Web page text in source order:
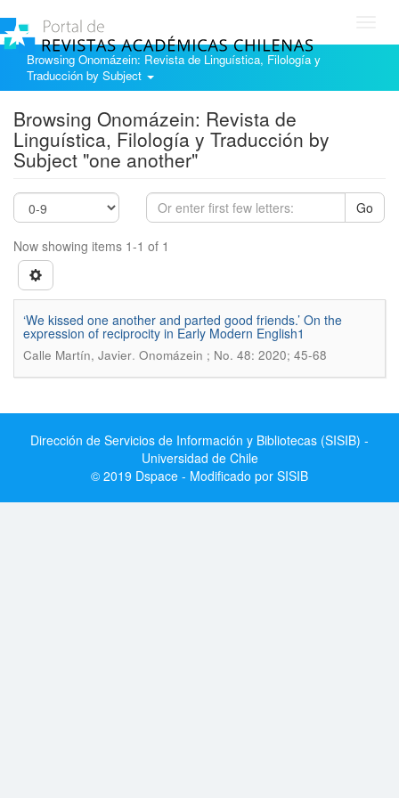
Browsing Onomázein: Revista de Linguística, Filología y
Traducción by Subject
Browsing Onomázein: Revista de
Linguística, Filología y Traducción by
Subject "one another"
Go
Now showing items 1-1 of 1
‘We kissed one another and parted good friends.’ On the
expression of reciprocity in Early Modern English1
Calle Martín, Javier. Onomázein ; No. 48: 2020; 45-68
Dirección de Servicios de Información y Bibliotecas (SISIB) -
Universidad de Chile
© 2019 Dspace - Modificado por SISIB